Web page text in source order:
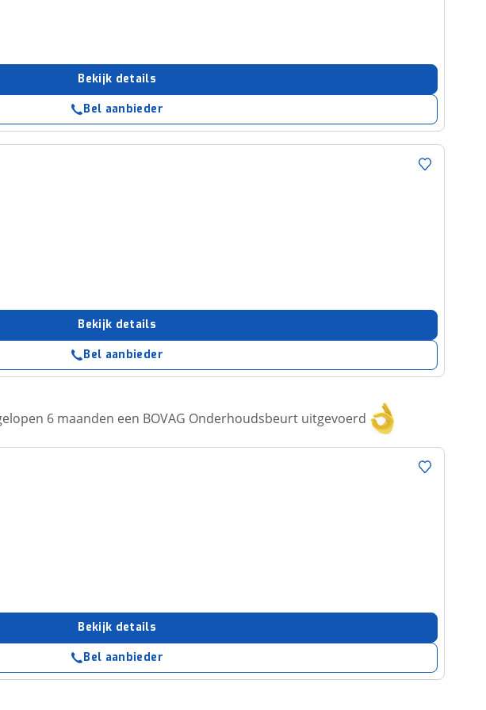
Bekijk details
Bel aanbieder
Bekijk details
Bel aanbieder
6 maanden een BOVAG Onderhoudsbeurt uitgevoerd
Bekijk details
Bel aanbieder